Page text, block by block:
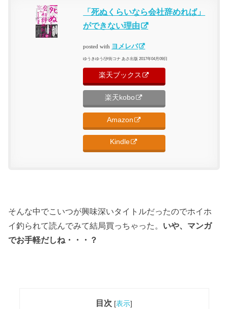
「死ぬくらいなら会社辞めれば」
ができない理由
posted with ヨメレバ
ゆうきゆう/汐街コナ あさ出版 2017年04月09日
楽天ブックス
楽天kobo
Amazon
Kindle
そんな中でこいつが興味深いタイトルだったのでホイホ
イ釣られて読んでみて結局買っちゃった。 いや、マンガ
でお手軽だしね・・・？
目次 [表示]